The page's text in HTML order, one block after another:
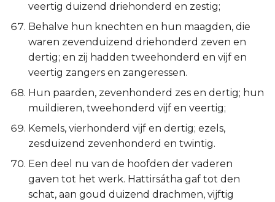
veertig duizend driehonderd en zestig;
Behalve hun knechten en hun maagden, die
waren zevenduizend driehonderd zeven en
dertig; en zij hadden tweehonderd en vijf en
veertig zangers en zangeressen.
Hun paarden, zevenhonderd zes en dertig; hun
muildieren, tweehonderd vijf en veertig;
Kemels, vierhonderd vijf en dertig; ezels,
zesduizend zevenhonderd en twintig.
Een deel nu van de hoofden der vaderen
gaven tot het werk. Hattirsátha gaf tot den
schat, aan goud duizend drachmen, vijftig